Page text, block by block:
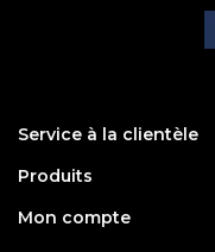
Service à la clientèle
Produits
Mon compte